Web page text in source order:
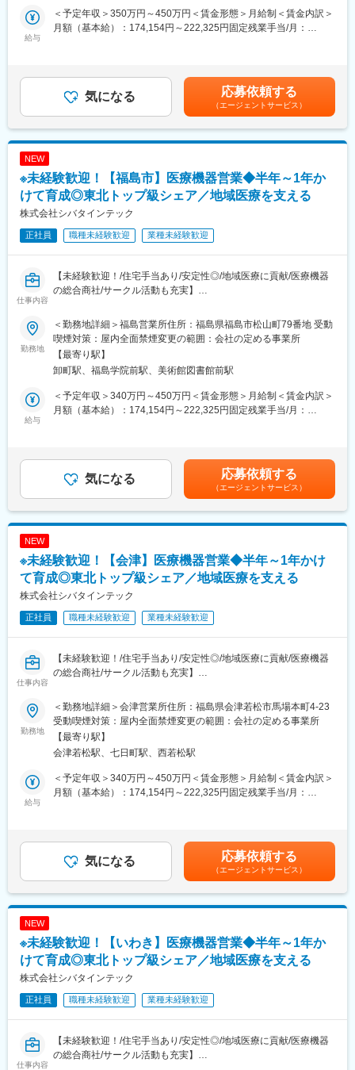
将来的には新病院の立ち上げタイミングや大型の医療機器の導入
のタイミングでMRIなどの提案も行って頂きます。地域の医療に
医療現場向けのメディカル事業部、臨床検査部門向けのクリニカ
ル部門、開業医向けの営業部門のいずれかに配属可能性がありま
休日における呼び出しは営業部全体で1か月に1~2回程度です。
学会に担当のドクターが出るのでそれに同行する、という形で土
日での出勤が発生する場合があります。事前に予定された土日出
とはほぼありません。
■残業について
年末年始や長期連休がある月は32時間程度残業が発生しますが、
■医療業界未経験でも安心の教育体制：
・入社時の導入研修に加え、3か月～最大1年程度は先輩に同行し
OJTで営業先、納品先、商材を覚えていただきます。その間は営
ます。
・メーカー営業の方と同行や勉強会等で製品について覚えていた
ますので、商品や使い方の知識を自発的に習得する必要がありま
すが、上記のようなサポートがあるため安心です。
変更の範囲：会社の定める業務
給与
＜予定年収＞350万円～450万円＜賃金形態＞月給制＜賃金内訳＞
月額（基本給）：174,154円～222,325円固定残業手当/月：
年収はあくまでも目安の金額であり、選考を通じて上下する可能
性があります。※固定残業金額は給与によって異なります。■昇
給：年1回■賞与：年2回（昨年実績：3カ月以上）賃金はあくまで
も目安の金額であり、選考を通じて上下する可能性があります。
月給(月額)は固定手当を含めた表記です。
気になる 応募依頼する
（エージェントサービス）
NEW
※未経験歓迎！【福島市】医療機器営業◆半年～1年か
けて育成◎東北トップ級シェア／地域医療を支える
株式会社シバタインテック
正社員 職種未経験歓迎 業種未経験歓迎
仕事内容
【未経験歓迎！/住宅手当あり/安定性◎/地域医療に貢献/医療機器
の総合商社/サークル活動も充実】
東北地方にて医療用品の販売を行っている同社にて、医療機関の
医師・看護師などの方々に向けて、医療機器の提案・販売を行い
ます。
はじめはマスク、注射針、ガーゼなどの消耗品からスタートし、
将来的には新病院の立ち上げタイミングや大型の医療機器の導入
のタイミングでMRIなどの提案も行って頂きます。地域の医療に
貢献するやりがいある仕事です。
ル部門、開業医向けの営業部門のいずれかに配属可能性がありま
す。
各営業所によって規模感は異なりますが、営業人員は10名～30名
OJTで営業先、納品先、商材を覚えていただきます。その間は営
業目標がつかない育成期間となり、仕事を覚えることに集中でき
ます。
だくことが可能です。製品詳細についてはメーカー営業の方にも
ますので、商品や使い方の知識を自発的に習得する必要がありま
すが、上記のようなサポートがあるため安心です。
■同社の魅力：
・医薬品、医療機器、事務用品等をそれぞれ取り扱う専業商社が
多い中で、同社は薬以外の病院における「すべて」を提案する総
合力を強みとして、どのような形でお客様のお役に立てるのかを
大の目標としています。扱う商材も幅広く、お客様の課題やニー
ズに沿ったご提案が可能です。
変更の範囲：会社の定める業務
勤務地
＜勤務地詳細＞福島営業所住所：福島県福島市松山町79番地 受動
喫煙対策：屋内全面禁煙変更の範囲：会社の定める事業所
【最寄り駅】
卸町駅、福島学院前駅、美術館図書館前駅
給与
＜予定年収＞340万円～450万円＜賃金形態＞月給制＜賃金内訳＞
月額（基本給）：174,154円～222,325円固定残業手当/月：
年収はあくまでも目安の金額であり、選考を通じて上下する可能
性があります。※固定残業金額は給与によって異なります。■昇
給：年1回■賞与：年2回（昨年実績：3カ月以上）賃金はあくまで
も目安の金額であり、選考を通じて上下する可能性があります。
月給(月額)は固定手当を含めた表記です。
気になる 応募依頼する
（エージェントサービス）
NEW
※未経験歓迎！【会津】医療機器営業◆半年～1年かけ
て育成◎東北トップ級シェア／地域医療を支える
株式会社シバタインテック
正社員 職種未経験歓迎 業種未経験歓迎
仕事内容
【未経験歓迎！/住宅手当あり/安定性◎/地域医療に貢献/医療機器
の総合商社/サークル活動も充実】
東北地方にて医療用品の販売を行っている同社にて、医療機関の
医師・看護師などの方々に向けて、医療機器の提案・販売を行い
ます。
はじめはマスク、注射針、ガーゼなどの消耗品からスタートし、
将来的には新病院の立ち上げタイミングや大型の医療機器の導入
のタイミングでMRIなどの提案も行って頂きます。地域の医療に
貢献するやりがいある仕事です。
ル部門、開業医向けの営業部門のいずれかに配属可能性がありま
す。
各営業所によって規模感は異なりますが、営業人員は10名～30名
OJTで営業先、納品先、商材を覚えていただきます。その間は営
業目標がつかない育成期間となり、仕事を覚えることに集中でき
ます。
だくことが可能です。製品詳細についてはメーカー営業の方にも
ますので、商品や使い方の知識を自発的に習得する必要がありま
すが、上記のようなサポートがあるため安心です。
勤務地
＜勤務地詳細＞会津営業所住所：福島県会津若松市馬場本町4-23
受動喫煙対策：屋内全面禁煙変更の範囲：会社の定める事業所
【最寄り駅】
会津若松駅、七日町駅、西若松駅
給与
＜予定年収＞340万円～450万円＜賃金形態＞月給制＜賃金内訳＞
月額（基本給）：174,154円～222,325円固定残業手当/月：
年収はあくまでも目安の金額であり、選考を通じて上下する可能
性があります。※固定残業金額は給与によって異なります。■昇
給：年1回■賞与：年2回（昨年実績：3カ月以上）賃金はあくまで
も目安の金額であり、選考を通じて上下する可能性があります。
月給(月額)は固定手当を含めた表記です。
気になる 応募依頼する
（エージェントサービス）
NEW
※未経験歓迎！【いわき】医療機器営業◆半年～1年か
けて育成◎東北トップ級シェア／地域医療を支える
株式会社シバタインテック
正社員 職種未経験歓迎 業種未経験歓迎
仕事内容
【未経験歓迎！/住宅手当あり/安定性◎/地域医療に貢献/医療機器
の総合商社/サークル活動も充実】